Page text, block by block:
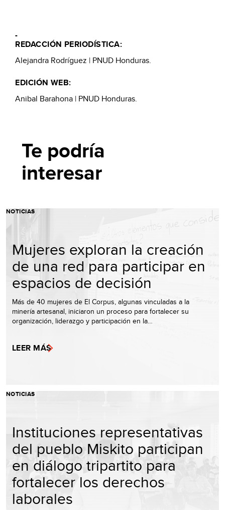
-
REDACCIÓN PERIODÍSTICA:
Alejandra Rodríguez | PNUD Honduras.
EDICIÓN WEB:
Anibal Barahona | PNUD Honduras.
Te podría
interesar
NOTICIAS
Mujeres exploran la creación
de una red para participar en
espacios de decisión
Más de 40 mujeres de El Corpus, algunas vinculadas a la
minería artesanal, iniciaron un proceso para fortalecer su
organización, liderazgo y participación en la…
LEER MÁS
NOTICIAS
Instituciones representativas
del pueblo Miskito participan
en diálogo tripartito para
fortalecer los derechos
laborales